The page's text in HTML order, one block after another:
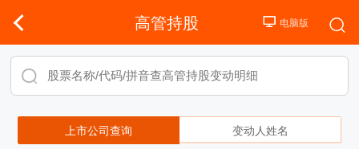
高管持股
上市公司查询 变动人姓名